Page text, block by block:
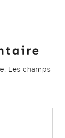
Les champs